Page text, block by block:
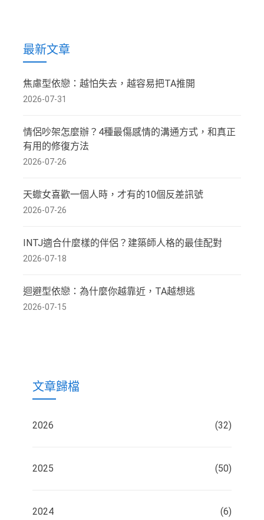
最新文章
焦慮型依戀：越怕失去，越容易把TA推開
2026-07-31
情侶吵架怎麼辦？4種最傷感情的溝通方式，和真正
有用的修復方法
2026-07-26
天蠍女喜歡一個人時，才有的10個反差訊號
2026-07-26
INTJ適合什麼樣的伴侶？建築師人格的最佳配對
2026-07-18
迴避型依戀：為什麼你越靠近，TA越想逃
2026-07-15
文章歸檔
2026 (32)
2025 (50)
2024 (6)